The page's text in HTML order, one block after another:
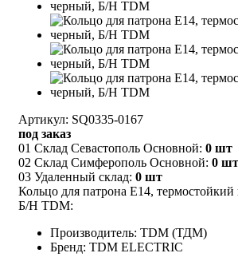
Артикул: SQ0335-0167
под заказ
01 Склад Севастополь Основной: 0 шт
02 Склад Симферополь Основной: 0 шт
03 Удаленный склад: 0 шт
Кольцо для патрона Е14,
Б/Н TDM:
Производитель: TDM (ТДМ)
Бренд: TDM ELECTRIC